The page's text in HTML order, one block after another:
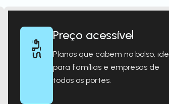
Preço acessível
Planos que cabem no bolso,
para famílias e empresas de
todos os portes.